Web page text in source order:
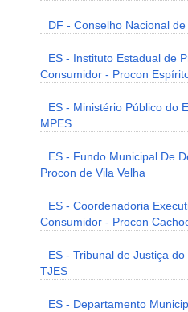
DF - Conselho Nacional
ES - Instituto Estadual de
Consumidor - Procon
ES - Ministério Público do
MPES
ES - Fundo Municipal De
Procon de Vila Velha
ES - Coordenadoria
Consumidor - Procon
ES - Tribunal de Justiça
TJES
ES - Departamento